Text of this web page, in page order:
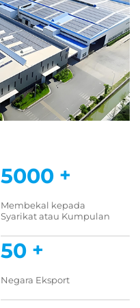
5000 +
Membekal kepada
Syarikat atau Kumpulan
50 +
Negara Eksport